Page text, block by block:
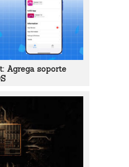
Agrega soporte